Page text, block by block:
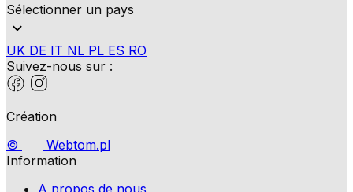
Sélectionner un pays
UK DE IT NL PL ES RO
Suivez-nous sur :
Création
©
Webtom.pl
Information
A propos de nous